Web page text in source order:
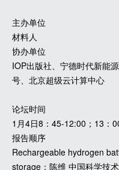
主办单位
材料人
协办单位
IOP出版社、宁德时代新能
号、北京超级云计算中心
论坛时间
1月4日8：45-12:00；13：
报告顺序
Rechargeable hydrogen
storage；陈维 中国科学技